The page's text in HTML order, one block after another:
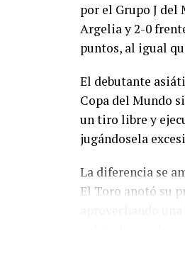
por el Grupo J
Argelia y 2-0
puntos, al igual
El debutante
Copa del Mundo
un tiro libre y
jugándosela
La diferencia se
El Toro anotó su
pelota luego de